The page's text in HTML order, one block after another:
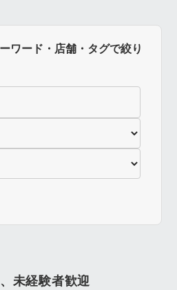
未経験者歓迎